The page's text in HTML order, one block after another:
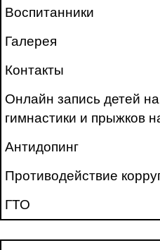
Воспитанники
Галерея
Контакты
Онлайн запись детей
гимнастики и прыжков
Антидопинг
Противодействие
ГТО